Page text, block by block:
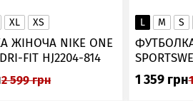
XL XS
ЖІНОЧА NIKE ONE
SWOOSH DRI-FIT HJ2204-814
2 599 грн
L M S
ФУТБОЛКА
1 359 грн